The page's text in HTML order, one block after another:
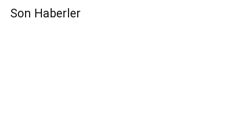
Son Haberler